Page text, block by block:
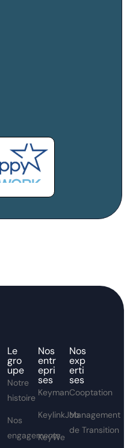
Le
gro
upe
Notre
histoire
Nos
engagements
Nos
entr
epri
ses
Keyman
KeylinkJob
KeyWe
Nos
exp
erti
ses
Cooptation
Management
de Transition